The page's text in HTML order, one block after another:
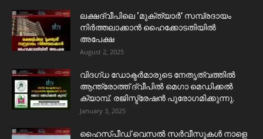
ലക്ഷദ്വീപിലെ ‘മുക്ത്യാർ’ സമ്പ്രദായം
നിർത്തലാക്കാൻ ഹൈക്കോടതിയിൽ
അപേക്ഷ
August 2, 2025
വിദഗ്ധ ഡോക്ടർമാരുടെ നേതൃത്വത്തിൽ
ആന്ത്രോത്ത് ദ്വീപിൽ മെഗാ മെഡിക്കൽ
ക്യാമ്പ്. രജിസ്ട്രേഷൻ പുരോഗമിക്കുന്നു.
January 3, 2025
ഹൈസ്പീഡ് വെസൽ സർവീസുകൾ നാളെ